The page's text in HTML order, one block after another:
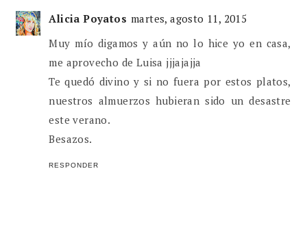
Alicia Poyatos martes, agosto 11, 2015
Muy mío digamos y aún no lo hice yo en casa,
me aprovecho de Luisa jjjajajja
Te quedó divino y si no fuera por estos platos,
nuestros almuerzos hubieran sido un desastre
este verano.
Besazos.
RESPONDER